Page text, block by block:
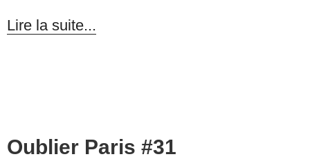
Lire la suite...
Oublier Paris #31